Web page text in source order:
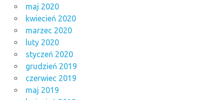
maj 2020
kwiecień 2020
marzec 2020
luty 2020
styczeń 2020
grudzień 2019
czerwiec 2019
maj 2019